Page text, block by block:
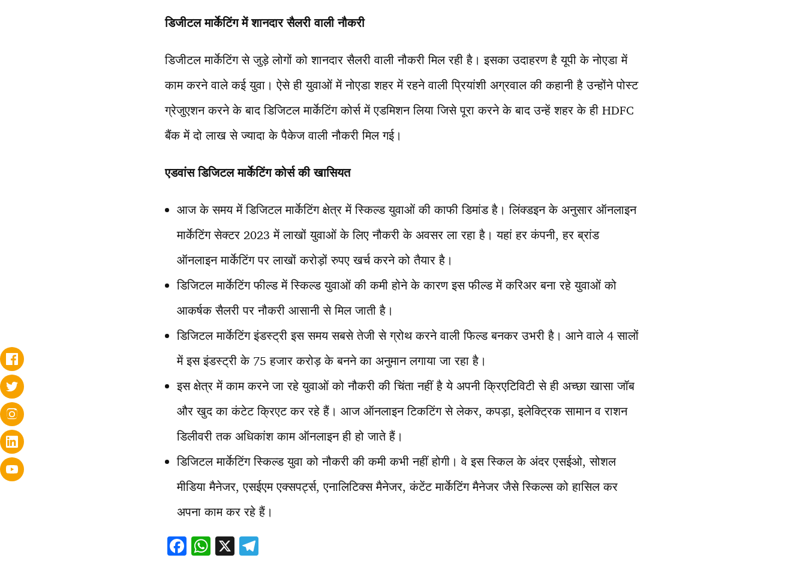
डिजीटल मार्केटिंग में शानदार सैलरी वाली नौकरी
डिजीटल मार्केटिंग से जुड़े लोगों को शानदार सैलरी वाली नौकरी मिल रही है। इसका उदाहरण है यूपी के नोएडा में
काम करने वाले कई युवा। ऐसे ही युवाओं में नोएडा शहर में रहने वाली प्रियांशी अग्रवाल की कहानी है उन्होंने पोस्ट
ग्रेजुएशन करने के बाद डिजिटल मार्केटिंग कोर्स में एडमिशन लिया जिसे पूरा करने के बाद उन्हें शहर के ही HDFC
बैंक में दो लाख से ज्यादा के पैकेज वाली नौकरी मिल गई।
एडवांस डिजिटल मार्केटिंग कोर्स की खासियत
आज के समय में डिजिटल मार्केटिंग क्षेत्र में स्किल्ड युवाओं की काफी डिमांड है। लिंक्डइन के अनुसार ऑनलाइन
मार्केटिंग सेक्टर 2023 में लाखों युवाओं के लिए नौकरी के अवसर ला रहा है। यहां हर कंपनी, हर ब्रांड
ऑनलाइन मार्केटिंग पर लाखों करोड़ों रुपए खर्च करने को तैयार है।
डिजिटल मार्केटिंग फील्ड में स्किल्ड युवाओं की कमी होने के कारण इस फील्ड में करिअर बना रहे युवाओं को
आकर्षक सैलरी पर नौकरी आसानी से मिल जाती है।
डिजिटल मार्केटिंग इंडस्ट्री इस समय सबसे तेजी से ग्रोथ करने वाली फिल्ड बनकर उभरी है। आने वाले 4 सालों
में इस इंडस्ट्री के 75 हजार करोड़ के बनने का अनुमान लगाया जा रहा है।
इस क्षेत्र में काम करने जा रहे युवाओं को नौकरी की चिंता नहीं है ये अपनी क्रिएटिविटी से ही अच्छा खासा जॉब
और खुद का कंटेट क्रिएट कर रहे हैं। आज ऑनलाइन टिकटिंग से लेकर, कपड़ा, इलेक्ट्रिक सामान व राशन
डिलीवरी तक अधिकांश काम ऑनलाइन ही हो जाते हैं।
डिजिटल मार्केटिंग स्किल्ड युवा को नौकरी की कमी कभी नहीं होगी। वे इस स्किल के अंदर एसईओ, सोशल
मीडिया मैनेजर, एसईएम एक्सपर्ट्स, एनालिटिक्स मैनेजर, कंटेंट मार्केटिंग मैनेजर जैसे स्किल्स को हासिल कर
अपना काम कर रहे हैं।
F W X T